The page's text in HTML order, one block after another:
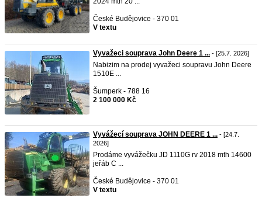
České Budějovice - 370 01
V textu
Vyvažeci souprava John Deere 1 ... - [25.7. 2026]
Nabizim na prodej vyvažeci soupravu John Deere
1510E ...
Šumperk - 788 16
2 100 000 Kč
Vyvážecí souprava JOHN DEERE 1 ... - [24.7.
2026]
Prodáme vyvážečku JD 1110G rv 2018 mth 14600
jeřáb C ...
České Budějovice - 370 01
V textu